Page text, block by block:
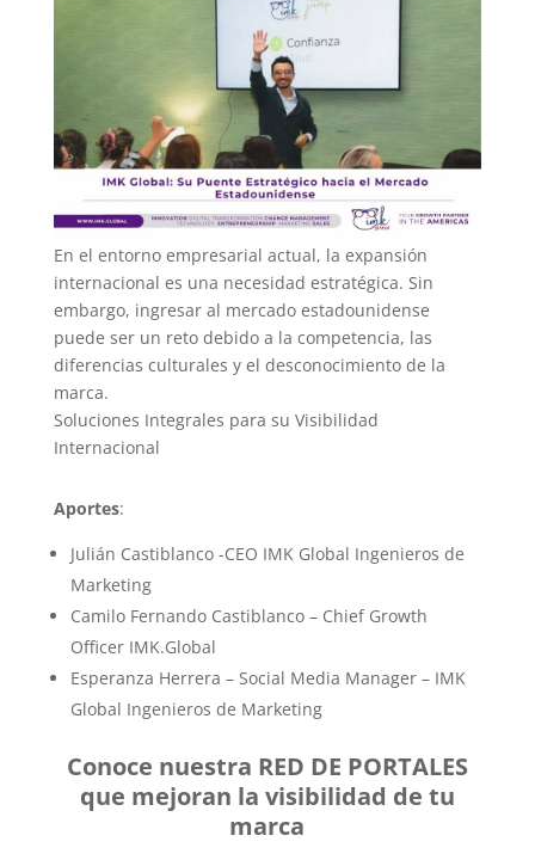
En el entorno empresarial actual, la expansión
internacional es una necesidad estratégica. Sin
embargo, ingresar al mercado estadounidense
puede ser un reto debido a la competencia, las
diferencias culturales y el desconocimiento de la
marca.
Soluciones Integrales para su Visibilidad
Internacional
Aportes:
Julián Castiblanco -CEO IMK Global Ingenieros de
Marketing
Camilo Fernando Castiblanco – Chief Growth
Officer IMK.Global
Esperanza Herrera – Social Media Manager – IMK
Global Ingenieros de Marketing
Conoce nuestra RED DE PORTALES
que mejoran la visibilidad de tu
marca